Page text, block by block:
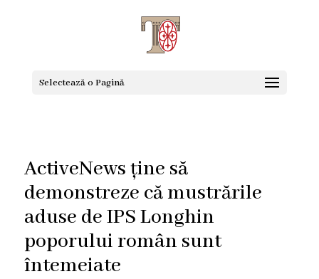
Selectează o Pagină
ActiveNews ține să
demonstreze că mustrările
aduse de IPS Longhin
poporului român sunt
întemeiate